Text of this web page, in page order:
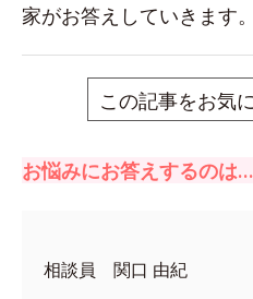
家がお答えしていきます。
この記事をお気
お悩みにお答えするのは…
相談員 関口 由紀